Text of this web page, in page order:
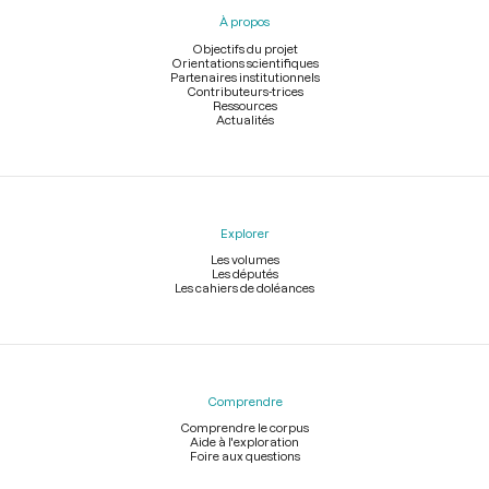
À propos
Objectifs du projet
Orientations scientifiques
Partenaires institutionnels
Contributeurs-trices
Ressources
Actualités
Explorer
Les volumes
Les députés
Les cahiers de doléances
Comprendre
Comprendre le corpus
Aide à l'exploration
Foire aux questions